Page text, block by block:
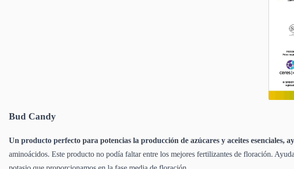
Bud Candy
Un producto perfecto para potencias la producción de azúcares y aceites
aminoácidos. Este producto no podía faltar entre los mejores fertilizantes de floración.